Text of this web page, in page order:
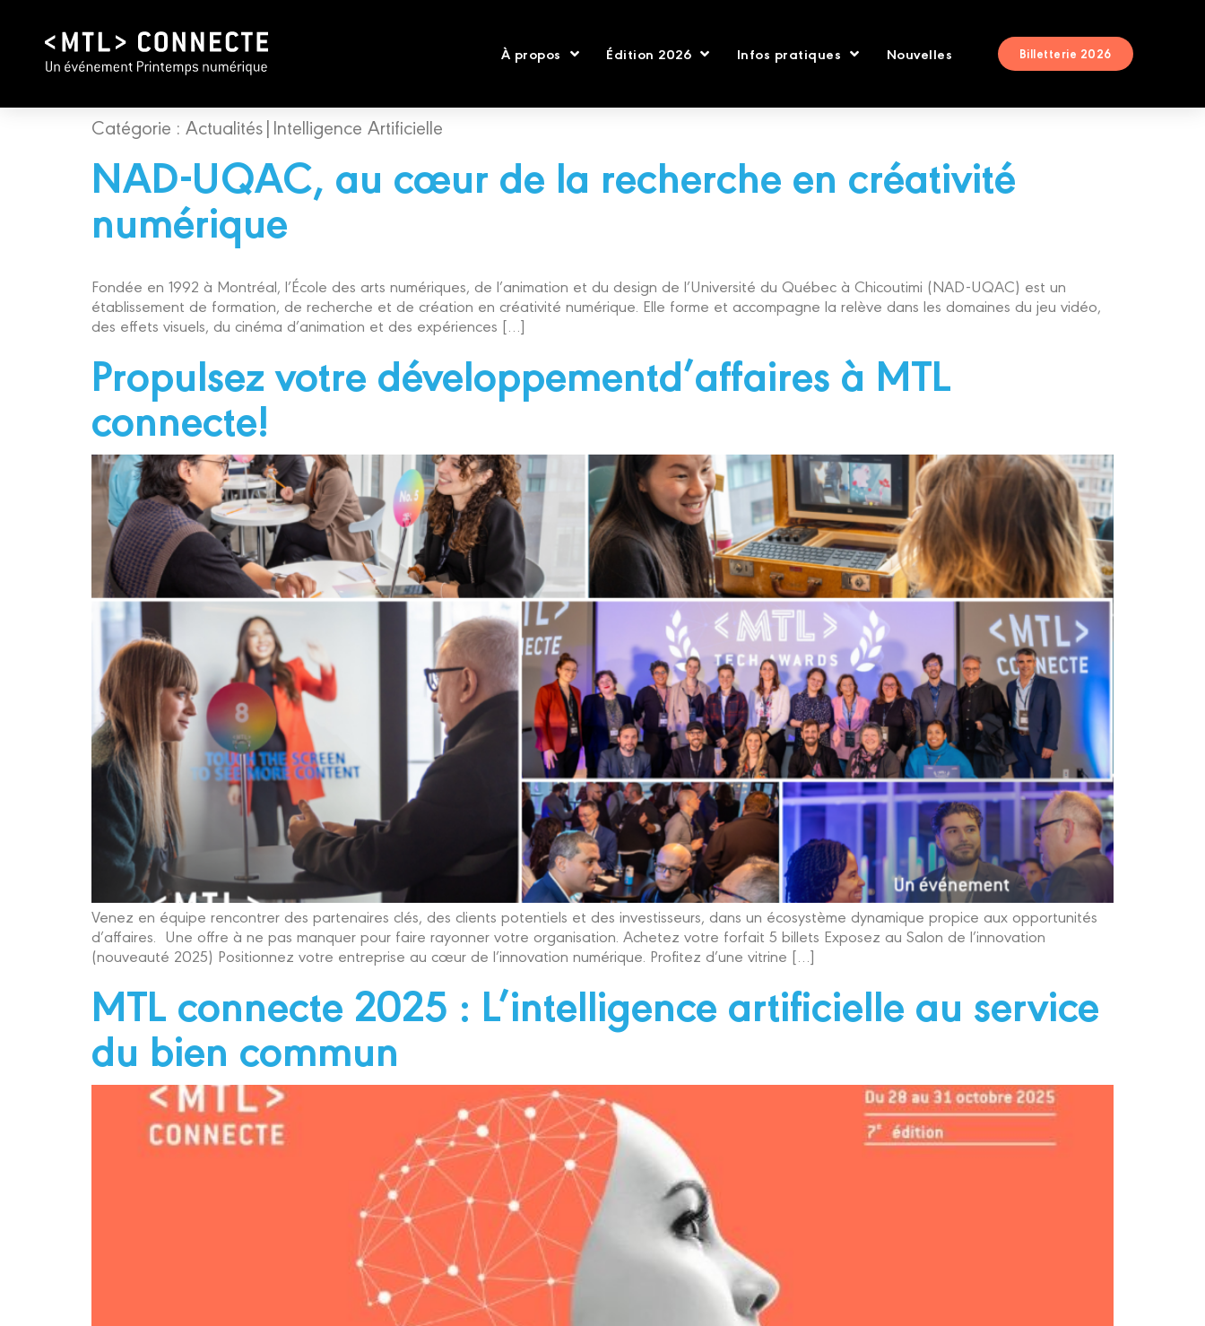
À propos Édition 2026 Infos pratiques Nouvelles Billetterie 2026
Catégorie : Actualités|Intelligence Artificielle
NAD-UQAC, au cœur de la recherche en créativité
numérique
Fondée en 1992 à Montréal, l’École des arts numériques, de l’animation et du design de l’Université du Québec à Chicoutimi (NAD-UQAC) est un
établissement de formation, de recherche et de création en créativité numérique. Elle forme et accompagne la relève dans les domaines du jeu vidéo,
des effets visuels, du cinéma d’animation et des expériences […]
Propulsez votre développementd’affaires à MTL
connecte!
Venez en équipe rencontrer des partenaires clés, des clients potentiels et des investisseurs, dans un écosystème dynamique propice aux opportunités
d’affaires. Une offre à ne pas manquer pour faire rayonner votre organisation. Achetez votre forfait 5 billets Exposez au Salon de l’innovation
(nouveauté 2025) Positionnez votre entreprise au cœur de l’innovation numérique. Profitez d’une vitrine […]
MTL connecte 2025 : L’intelligence artificielle au service
du bien commun